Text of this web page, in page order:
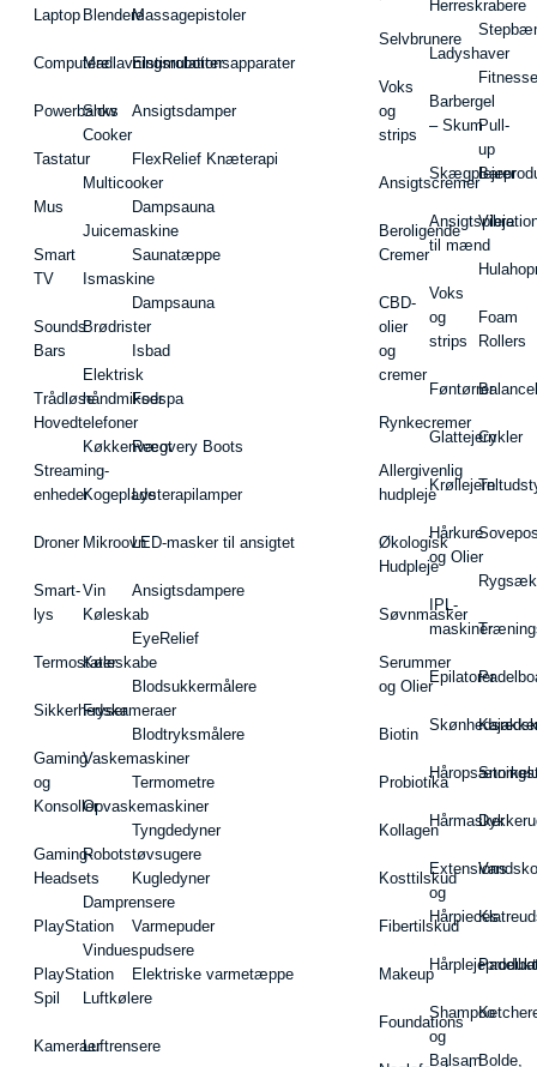
Laptop
Computere
Powerbanks
Tastatur
Mus
Smart
TV
Sounds
Bars
Trådløse
Hovedtelefoner
Streaming-
enheder
Droner
Smart-
lys
Termostater
Sikkerhedskameraer
Gaming
og
Konsoller
Gaming-
Headsets
PlayStation
PlayStation
Spil
Kameraer
Blendere
Madlavningsrobotter
Slow
Cooker
Multicooker
Juicemaskine
Ismaskine
Brødrister
Elektrisk
håndmikser
Køkkenvægt
Kogeplade
Mikroovn
Vin
Køleskab
Køleskabe
Fryser
Vaskemaskiner
Opvaskemaskiner
Robotstøvsugere
Damprensere
Vinduespudsere
Luftkølere
Luftrensere
Massagepistoler
Elstimulationsapparater
Ansigtsdamper
FlexRelief Knæterapi
Dampsauna
Saunatæppe
Dampsauna
Isbad
Fodspa
Recovery Boots
Lysterapilamper
LED-masker til ansigtet
Ansigtsdampere
EyeRelief
Blodsukkermålere
Blodtryksmålere
Termometre
Tyngdedyner
Kugledyner
Varmepuder
Elektriske varmetæppe
Selvbrunere
Voks
og
strips
Ansigtscremer
Beroligende
Cremer
CBD-
olier
og
cremer
Rynkecremer
Allergivenlig
hudpleje
Økologisk
Hudpleje
Søvnmasker
Serummer
og Olier
Biotin
Probiotika
Kollagen
Kosttilskud
Fibertilskud
Makeup
Foundations
Herreskrabere
Ladyshaver
Barbergel
– Skum
Ansigtspleje
til mænd
Voks
og
strips
Føntørrer
Glattejern
Krøllejern
Hårkure
og Olier
IPL-
maskiner
Epilatorer
Hårmasker
Extensions
og
Hårpieces
Shampoo
og
Balsam
Pull-
up
Barer
Foam
Rollers
Cykler
Vandsko
Bolde,